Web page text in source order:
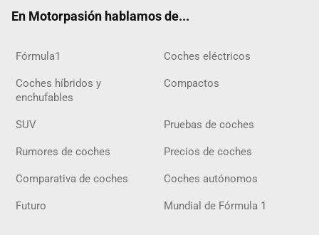
En Motorpasión hablamos de...
Fórmula1 Coches eléctricos
Coches híbridos y
enchufables
Compactos
SUV Pruebas de coches
Rumores de coches Precios de coches
Comparativa de coches Coches autónomos
Futuro Mundial de Fórmula 1